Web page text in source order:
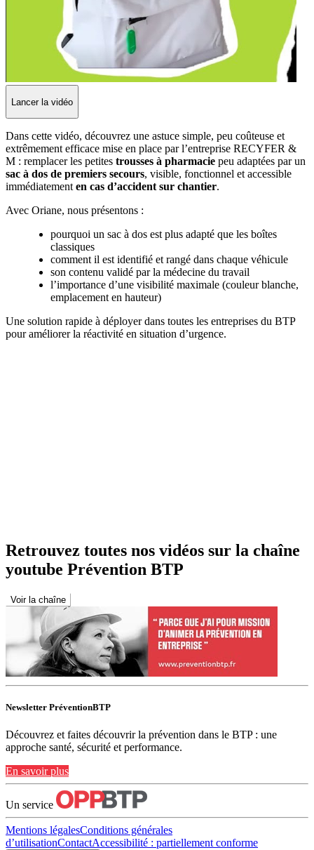
Lancer la vidéo
Dans cette vidéo, découvrez une astuce simple, peu coûteuse et
extrêmement efficace mise en place par l’entreprise RECYFER &
M : remplacer les petites trousses à pharmacie peu adaptées par un
sac à dos de premiers secours, visible, fonctionnel et accessible
immédiatement en cas d’accident sur chantier.
Avec Oriane, nous présentons :
pourquoi un sac à dos est plus adapté que les boîtes
classiques
comment il est identifié et rangé dans chaque véhicule
son contenu validé par la médecine du travail
l’importance d’une visibilité maximale (couleur blanche,
emplacement en hauteur)
Une solution rapide à déployer dans toutes les entreprises du BTP
pour améliorer la réactivité en situation d’urgence.
Retrouvez toutes nos vidéos sur la chaîne
youtube Prévention BTP
Voir la chaîne
Newsletter PréventionBTP
Découvrez et faites découvrir la prévention dans le BTP : une
approche santé, sécurité et performance.
En savoir plus
Un service
Mentions légalesConditions générales
d’utilisationContactAccessibilité : partiellement conforme